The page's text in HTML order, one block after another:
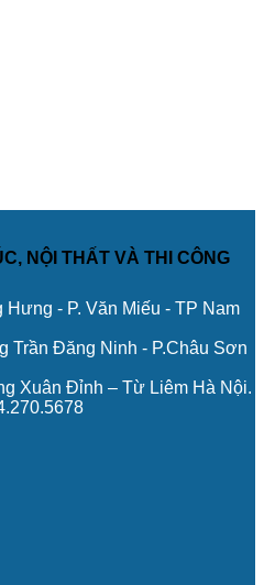
NỘI THẤT VÀ THI CÔNG
Hưng - P. Văn Miếu - TP Nam
Trần Đăng Ninh - P.Châu Sơn
Xuân Đỉnh – Từ Liêm Hà Nội.